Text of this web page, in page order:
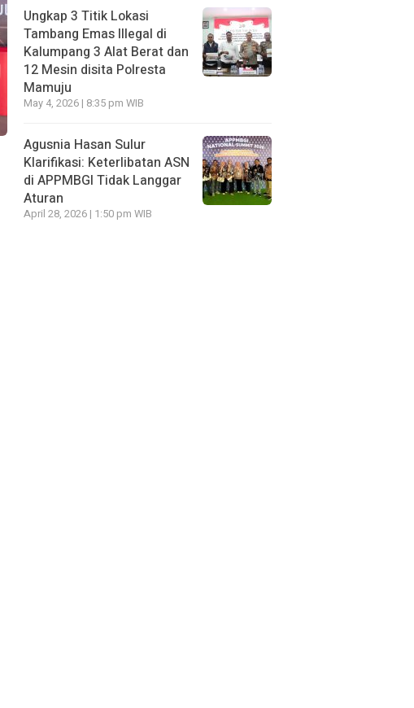
Ungkap 3 Titik Lokasi
Tambang Emas Illegal di
Kalumpang 3 Alat Berat dan
12 Mesin disita Polresta
Mamuju
May 4, 2026 | 8:35 pm WIB
Agusnia Hasan Sulur
Klarifikasi: Keterlibatan ASN
di APPMBGI Tidak Langgar
Aturan
April 28, 2026 | 1:50 pm WIB